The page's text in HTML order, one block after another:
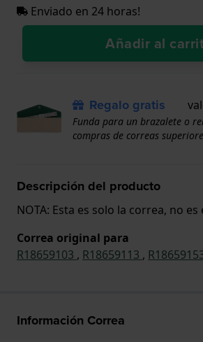
Enviado en 24 horas!
Añadir al
Regalo gratis
Funda para un brazalete o
compras de correas
Descripción del producto
NOTA: Esta es solo la correa, no
Correa original para
R18659103 , R18659113 ,
Información Correa